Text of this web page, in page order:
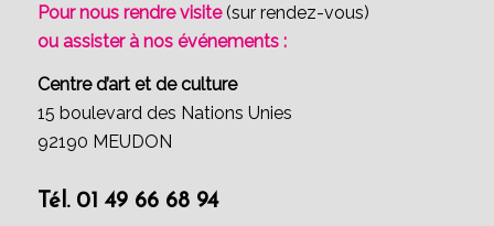
Pour nous rendre visite(sur rendez-vous)
ou assister à nos événements :
Centre d’art et de culture
15 boulevard des Nations Unies
92190 MEUDON
Tél. 01 49 66 68 94